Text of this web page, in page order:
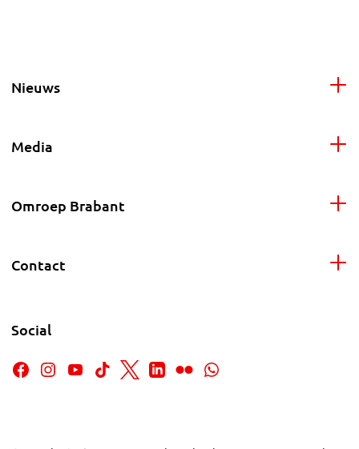
Nieuws
Media
Omroep Brabant
Contact
Social